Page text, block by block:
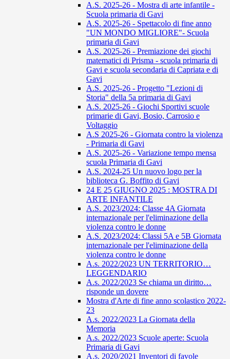
A.S. 2025-26 - Mostra di arte infantile -
Scuola primaria di Gavi
A.S. 2025-26 - Spettacolo di fine anno
"UN MONDO MIGLIORE"- Scuola
primaria di Gavi
A.S. 2025-26 - Premiazione dei giochi
matematici di Prisma - scuola primaria di
Gavi e scuola secondaria di Capriata e di
Gavi
A.S. 2025-26 - Progetto "Lezioni di
Storia" della 5a primaria di Gavi
A.S. 2025-26 - Giochi Sportivi scuole
primarie di Gavi, Bosio, Carrosio e
Voltaggio
A.S 2025-26 - Giornata contro la violenza
- Primaria di Gavi
A.S. 2025-26 - Variazione tempo mensa
scuola Primaria di Gavi
A.S. 2024-25 Un nuovo logo per la
biblioteca G. Boffito di Gavi
24 E 25 GIUGNO 2025 : MOSTRA DI
ARTE INFANTILE
A.S. 2023/2024: Classe 4A Giornata
internazionale per l'eliminazione della
violenza contro le donne
A.S. 2023/2024: Classi 5A e 5B Giornata
internazionale per l'eliminazione della
violenza contro le donne
A.s. 2022/2023 UN TERRITORIO…
LEGGENDARIO
A.s. 2022/2023 Se chiama un diritto…
risponde un dovere
Mostra d'Arte di fine anno scolastico 2022-
23
A.s. 2022/2023 La Giornata della
Memoria
A.s. 2022/2023 Scuole aperte: Scuola
Primaria di Gavi
A.s. 2020/2021 Inventori di favole